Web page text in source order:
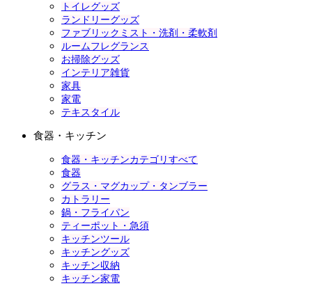
トイレグッズ
ランドリーグッズ
ファブリックミスト・洗剤・柔軟剤
ルームフレグランス
お掃除グッズ
インテリア雑貨
家具
家電
テキスタイル
食器・キッチン
食器・キッチンカテゴリすべて
食器
グラス・マグカップ・タンブラー
カトラリー
鍋・フライパン
ティーポット・急須
キッチンツール
キッチングッズ
キッチン収納
キッチン家電